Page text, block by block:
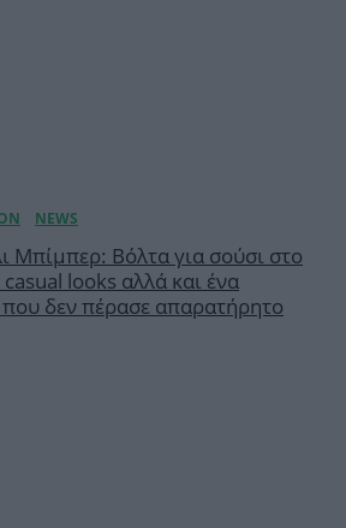
Μπίμπερ: Βόλτα για σούσι στο
looks αλλά και ένα
δεν πέρασε απαρατήρητο